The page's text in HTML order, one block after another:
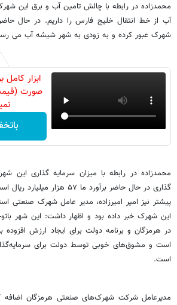
محمدزاده در رابطه با چالش تامین آب و برق این
آب از خط انتقال خلیج فارس را داریم. در حال
شهرک عبور کرده و به زودی به شهر شیشه آب می
ابزار کامل
صورت
محمدزاده در رابطه با میزان سرمایه گذاری این
گذاری در حال حاضر برآورد ما ۵۷ هزار میلیارد ریال است.
پیشتر نیز امیر امیرزاده، مدیر عامل شهرک صنعتی
این شهرک خبر داده بود و اظهار داشت: این شهر
در هرمزگان و برنامه دولت برای ایجاد ارزش افزوده
است و مشوق‌های خوبی توسط دولت برای
است.
مدیرعامل شرکت شهرک‌های صنعتی هرمزگان اضافه